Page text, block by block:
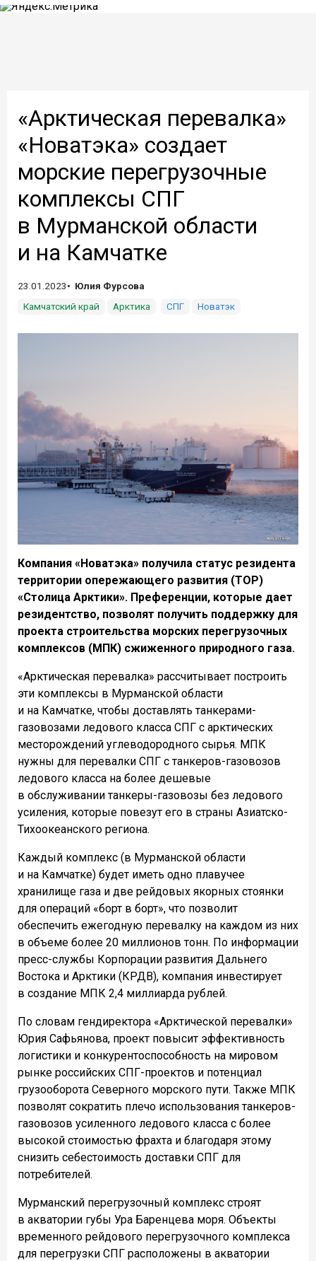
«Арктическая перевалка»
«Новатэка» создает
морские перегрузочные
комплексы СПГ
в Мурманской области
и на Камчатке
23.01.2023
Юлия Фурсова
Камчатский край
Арктика СПГ Новатэк
Компания «Новатэка» получила статус резидента
территории опережающего развития (ТОР)
«Столица Арктики». Преференции, которые дает
резидентство, позволят получить поддержку для
проекта строительства морских перегрузочных
комплексов (МПК) сжиженного природного газа.
«Арктическая перевалка» рассчитывает построить
эти комплексы в Мурманской области
и на Камчатке, чтобы доставлять танкерами-
газовозами ледового класса СПГ с арктических
месторождений углеводородного сырья. МПК
нужны для перевалки СПГ с танкеров-газовозов
ледового класса на более дешевые
в обслуживании танкеры-газовозы без ледового
усиления, которые повезут его в страны Азиатско-
Тихоокеанского региона.
Каждый комплекс (в Мурманской области
и на Камчатке) будет иметь одно плавучее
хранилище газа и две рейдовых якорных стоянки
для операций «борт в борт», что позволит
обеспечить ежегодную перевалку на каждом из них
в объеме более 20 миллионов тонн. По информации
пресс-службы Корпорации развития Дальнего
Востока и Арктики (КРДВ), компания инвестирует
в создание МПК 2,4 миллиарда рублей.
По словам гендиректора «Арктической перевалки»
Юрия Сафьянова, проект повысит эффективность
логистики и конкурентоспособность на мировом
рынке российских СПГ-проектов и потенциал
грузооборота Северного морского пути. Также МПК
позволят сократить плечо использования танкеров-
газовозов усиленного ледового класса с более
высокой стоимостью фрахта и благодаря этому
снизить себестоимость доставки СПГ для
потребителей.
Мурманский перегрузочный комплекс строят
в акватории губы Ура Баренцева моря. Объекты
временного рейдового перегрузочного комплекса
для перегрузки СПГ расположены в акватории